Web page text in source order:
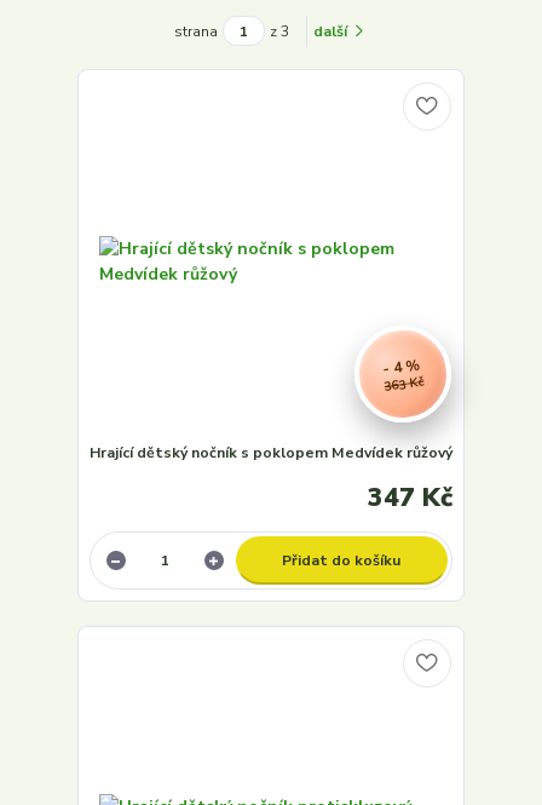
strana z 3 další
363 Kč
- 4 %
Hrající dětský nočník s poklopem Medvídek růžový
347 Kč
Přidat do košíku